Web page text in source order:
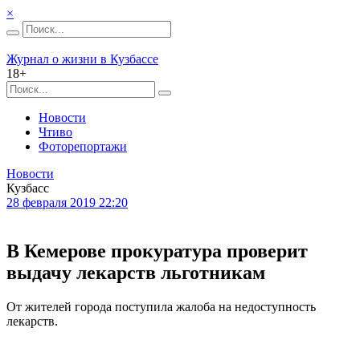
×
Журнал о жизни в Кузбассе
18+
Новости
Чтиво
Фоторепортажи
Новости
Кузбасс
28 февраля 2019 22:20
В Кемерове прокуратура проверит
выдачу лекарств льготникам
От жителей города поступила жалоба на недоступность
лекарств.